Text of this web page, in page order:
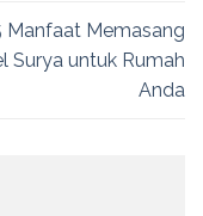
Manfaat Memasang
Surya untuk Rumah
Anda